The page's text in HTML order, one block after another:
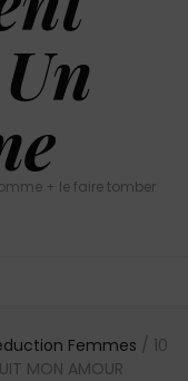
+ le faire tomber
Femmes / 10
MON AMOUR